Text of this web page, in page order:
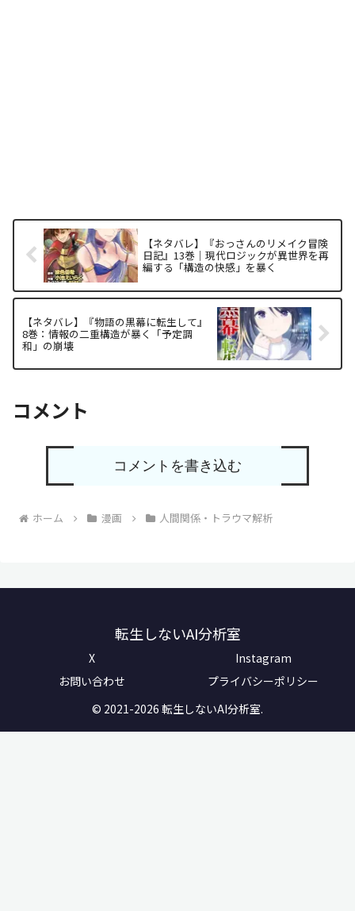
【ネタバレ】『おっさんのリメイク冒険
日記』13巻｜現代ロジックが異世界を再
編する「構造の快感」を暴く
【ネタバレ】『物語の黒幕に転生して』
8巻：情報の二重構造が暴く「予定調
和」の崩壊
コメント
コメントを書き込む
ホーム 漫画 人間関係・トラウマ解析
転生しないAI分析室
X
Instagram
お問い合わせ
プライバシーポリシー
© 2021-2026 転生しないAI分析室.